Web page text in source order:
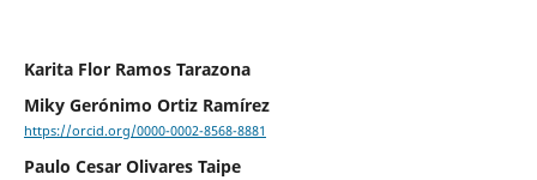
Karita Flor Ramos Tarazona
Miky Gerónimo Ortiz Ramírez
https://orcid.org/0000-0002-8568-8881
Paulo Cesar Olivares Taipe